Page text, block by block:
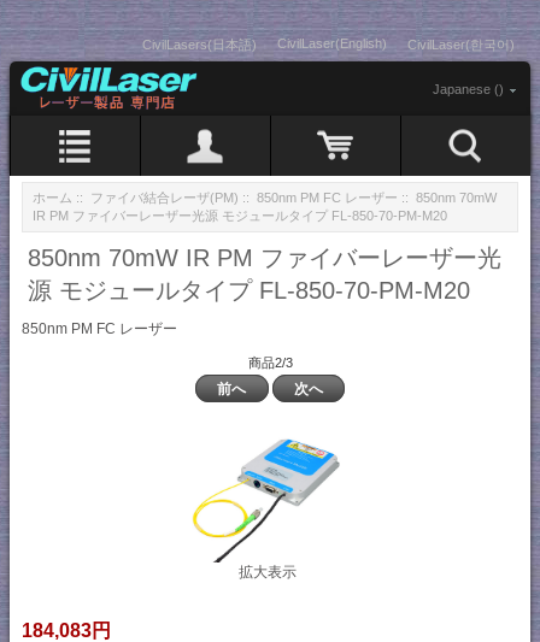
CivilLasers(日本語) CivilLaser(English) CivilLaser(한국어)
Japanese ()
ホーム :: ファイバ結合レーザ(PM) :: 850nm PM FC レーザー :: 850nm 70mW
IR PM ファイバーレーザー光源 モジュールタイプ FL-850-70-PM-M20
850nm 70mW IR PM ファイバーレーザー光
源 モジュールタイプ FL-850-70-PM-M20
850nm PM FC レーザー
商品2/3
前へ 次へ
拡大表示
184,083円